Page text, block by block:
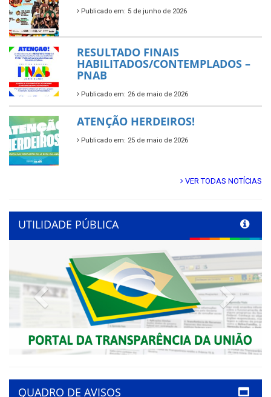
Publicado em: 5 de junho de 2026
RESULTADO FINAIS
HABILITADOS/CONTEMPLADOS –
PNAB
Publicado em: 26 de maio de 2026
ATENÇÃO HERDEIROS!
Publicado em: 25 de maio de 2026
VER TODAS NOTÍCIAS
UTILIDADE PÚBLICA
Previous Next
QUADRO DE AVISOS